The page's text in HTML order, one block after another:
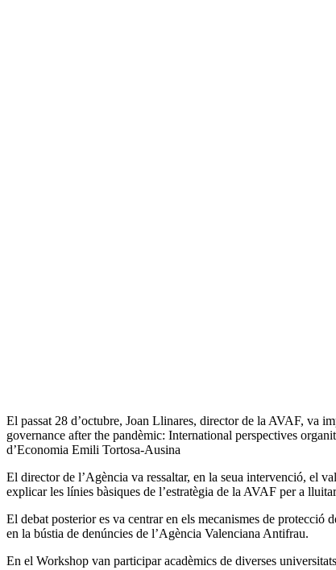
El passat 28 d’octubre, Joan Llinares, director de la AVAF, va
governance after the pandèmic: International perspectives
d’Economia Emili Tortosa-Ausina
El director de l’Agència va ressaltar, en la seua intervenció, el
explicar les línies bàsiques de l’estratègia de la AVAF per a
El debat posterior es va centrar en els mecanismes de protecció
en la bústia de denúncies de l’Agència Valenciana Antifrau.
En el Workshop van participar acadèmics de diverses